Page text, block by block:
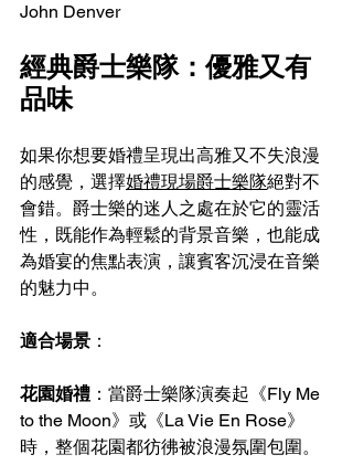
John Denver
經典爵士樂隊：優雅又有
品味
如果你想要婚禮呈現出高雅又不失浪漫
的感覺，選擇婚禮現場爵士樂隊絕對不
會錯。爵士樂的迷人之處在於它的靈活
性，既能作為輕鬆的背景音樂，也能成
為婚宴的焦點表演，讓賓客沉浸在音樂
的魅力中。
適合場景 ：
花園婚禮 ：當爵士樂隊演奏起《Fly Me
to the Moon》或《La Vie En Rose》
時，整個花園都彷彿被浪漫氛圍包圍。